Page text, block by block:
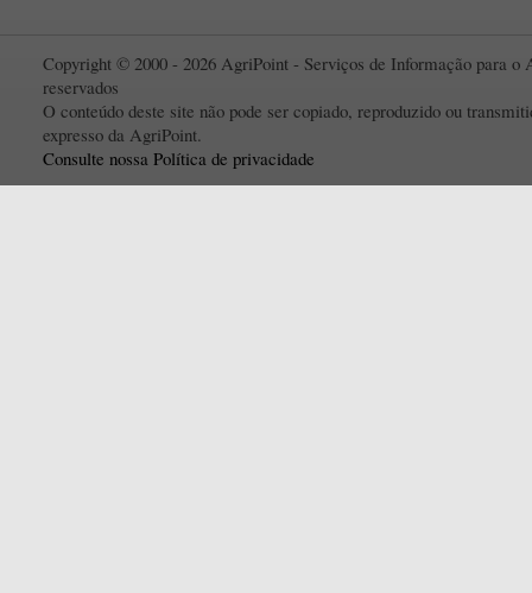
Copyright © 2000 - 2026 AgriPoint - Serviços de Informação para o
reservados
O conteúdo deste site não pode ser copiado, reproduzido ou
expresso da AgriPoint.
Consulte nossa Política de privacidade